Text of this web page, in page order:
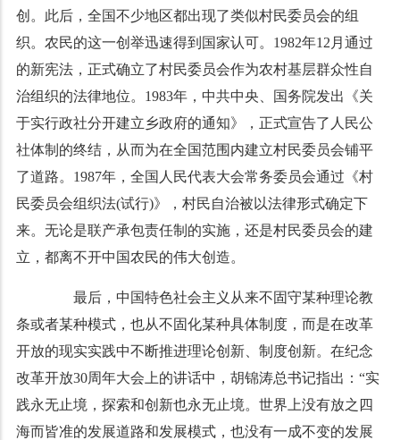
创。此后，全国不少地区都出现了类似村民委员会的组
织。农民的这一创举迅速得到国家认可。1982年12月通过
的新宪法，正式确立了村民委员会作为农村基层群众性自
治组织的法律地位。1983年，中共中央、国务院发出《关
于实行政社分开建立乡政府的通知》，正式宣告了人民公
社体制的终结，从而为在全国范围内建立村民委员会铺平
了道路。1987年，全国人民代表大会常务委员会通过《村
民委员会组织法(试行)》，村民自治被以法律形式确定下
来。无论是联产承包责任制的实施，还是村民委员会的建
立，都离不开中国农民的伟大创造。
最后，中国特色社会主义从来不固守某种理论教
条或者某种模式，也从不固化某种具体制度，而是在改革
开放的现实实践中不断推进理论创新、制度创新。在纪念
改革开放30周年大会上的讲话中，胡锦涛总书记指出：“实
践永无止境，探索和创新也永无止境。世界上没有放之四
海而皆准的发展道路和发展模式，也没有一成不变的发展